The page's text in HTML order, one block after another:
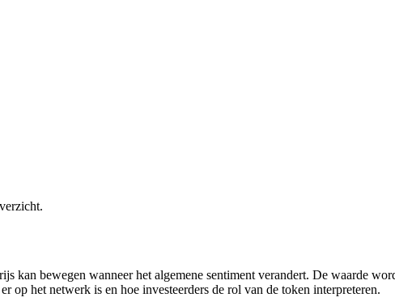
kan bewegen wanneer het algemene sentiment verandert. De waarde
op het netwerk is en hoe investeerders de rol van de token interpreteren.